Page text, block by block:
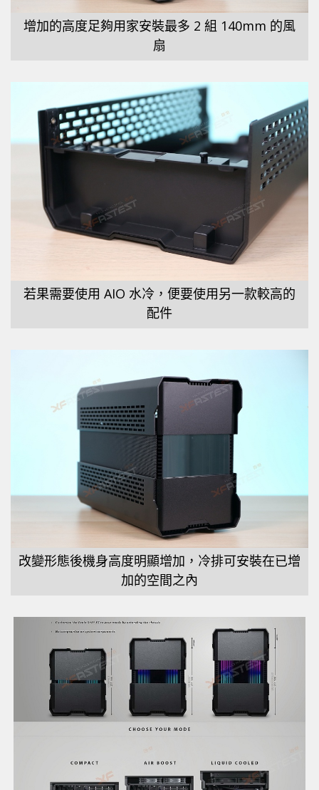
增加的高度足夠用家安裝最多 2 組 140mm 的風
扇
若果需要使用 AIO 水冷，便要使用另一款較高的
配件
改變形態後機身高度明顯增加，冷排可安裝在已增
加的空間之內